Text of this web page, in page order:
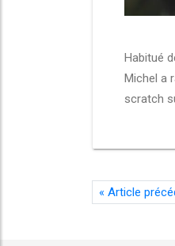
Habitué
Michel a
scratch
«Article